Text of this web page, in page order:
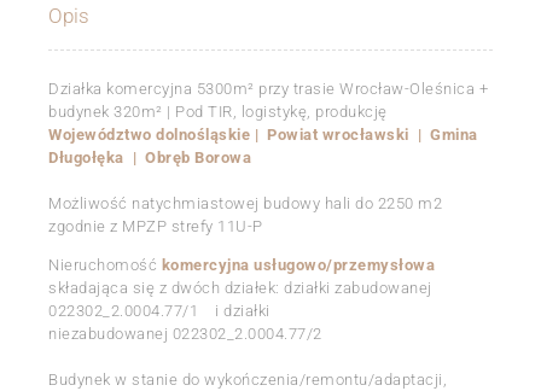
Opis
Działka komercyjna 5300m² przy trasie Wrocław-Oleśnica +
budynek 320m² | Pod TIR, logistykę, produkcję
Województwo dolnośląskie | Powiat wrocławski | Gmina
Długołęka | Obręb Borowa
Możliwość natychmiastowej budowy hali do 2250 m2
zgodnie z MPZP strefy 11U-P
Nieruchomość komercyjna usługowo/przemysłowa
składająca się z dwóch działek: działki zabudowanej
022302_2.0004.77/1 i działki
niezabudowanej 022302_2.0004.77/2
Budynek w stanie do wykończenia/remontu/adaptacji,